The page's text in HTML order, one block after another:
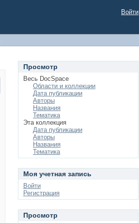
Войти
Просмотр
Весь DocSpace
Области и коллекции
Дата публикации
Авторы
Названия
Тематика
Эта коллекция
Дата публикации
Авторы
Названия
Тематика
Моя учетная запись
Войти
Регистрация
Просмотр